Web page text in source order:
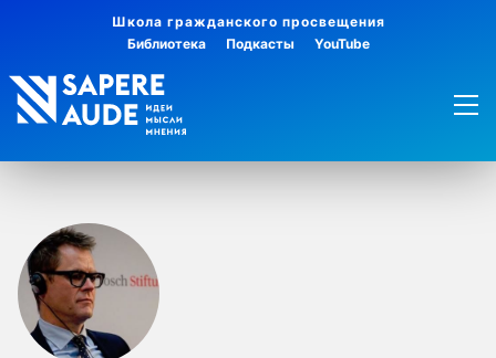
Школа гражданского просвещения
Библиотека
Подкасты YouTube